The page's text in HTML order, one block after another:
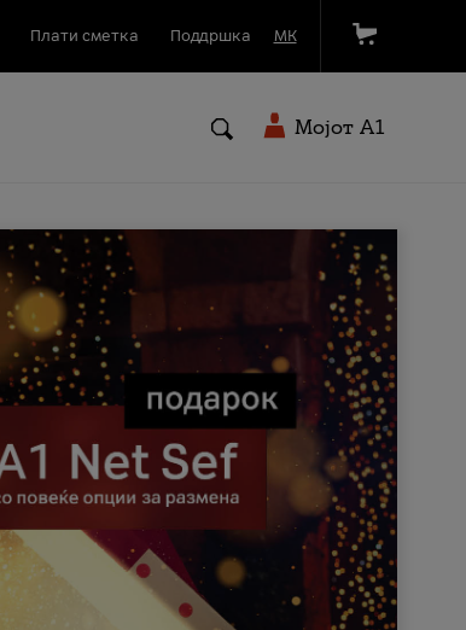
Плати сметка Поддршка МК
Мојот A1